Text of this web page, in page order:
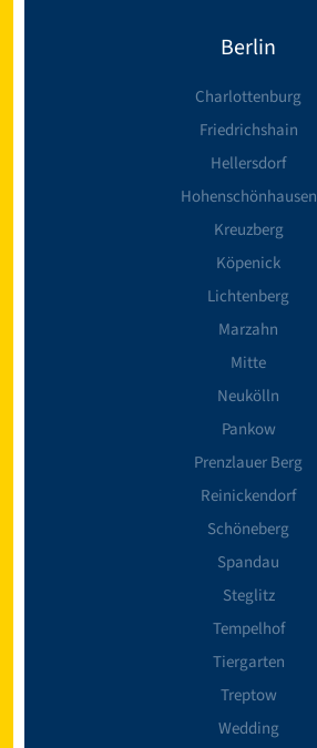
Berlin
Charlottenburg
Friedrichshain
Hellersdorf
Hohenschönhausen
Kreuzberg
Köpenick
Lichtenberg
Marzahn
Mitte
Neukölln
Pankow
Prenzlauer Berg
Reinickendorf
Schöneberg
Spandau
Steglitz
Tempelhof
Tiergarten
Treptow
Wedding